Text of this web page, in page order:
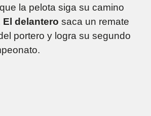
la pelota siga su camino
El delantero saca un remate
portero y logra su segundo